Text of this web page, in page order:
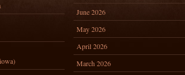
June 2026
May 2026
April 2026
March 2026